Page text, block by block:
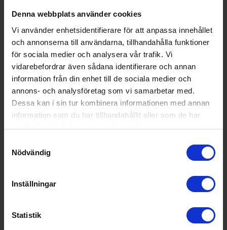
Denna webbplats använder cookies
Vi använder enhetsidentifierare för att anpassa innehållet
och annonserna till användarna, tillhandahålla funktioner
för sociala medier och analysera vår trafik. Vi
vidarebefordrar även sådana identifierare och annan
information från din enhet till de sociala medier och
annons- och analysföretag som vi samarbetar med.
Dessa kan i sin tur kombinera informationen med annan
information som du har tillhandahållit eller som de har
samlat in när du har använt deras tjänster.
Nödvändig
Inställningar
Statistik
KÖP KÖP
Traeger
kraftig och
balanserad smak